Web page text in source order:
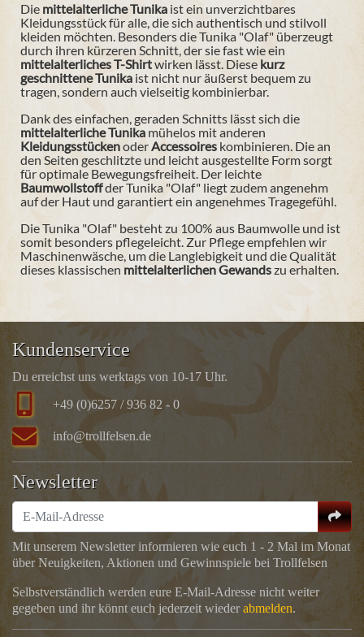
Die mittelalterliche Tunika ist ein unverzichtbares
Kleidungsstück für alle, die sich authentisch und stilvoll
kleiden möchten. Besonders die Tunika "Olaf" überzeugt
durch ihren kürzeren Schnitt, der sie fast wie ein
mittelalterliches T-Shirtwirken lässt. Diese kurz
geschnittene Tunika ist nicht nur äußerst bequem zu
tragen, sondern auch vielseitig kombinierbar.
Dank des einfachen, geraden Schnitts lässt sich die
mittelalterliche Tunika mühelos mit anderen
KleidungsstückenoderAccessoires kombinieren. Die an
den Seiten geschlitzte und leicht ausgestellte Form sorgt
für optimale Bewegungsfreiheit. Der leichte
Baumwollstoffder Tunika "Olaf" liegt zudem angenehm
auf der Haut und garantiert ein angenehmes Tragegefühl.
Die Tunika "Olaf" besteht zu 100% aus Baumwolle und ist
somit besonders pflegeleicht. Zur Pflege empfehlen wir
Maschinenwäsche, um die Langlebigkeit und die Qualität
dieses klassischen mittelalterlichen Gewandszu erhalten.
Kundenservice
Du erreichst uns werktags von 10-17 Uhr.
+49 (0)6257 / 936 82 - 0
info@trollfelsen.de
Newsletter
Mit unserem Newsletter informieren wie euch 1 - 2 Mal im Monat
über Neuigkeiten, Aktionen und Gewinnspiele bei Trollfelsen
Selbstverständlich werden eure E-Mail-Adresse nicht weiter
gegeben und ihr könnt euch jederzeit wiederabmelden.